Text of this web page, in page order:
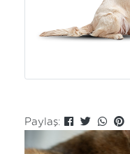
Paylaş: